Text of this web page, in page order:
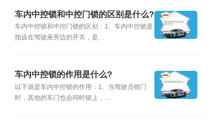
车内中控锁和中控门锁的区别是什么?
车内中控锁和中控门锁的区别：1、车内中控锁是
指设在驾驶座旁边的开关，是...
车内中控锁的作用是什么?
以下就是车内中控锁的作用：1、当驾驶员锁门
时，其他的车门也会同时锁上，...